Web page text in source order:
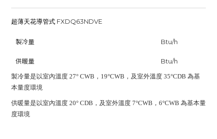
超薄天花導管式 FXDQ63NDVE
製冷量 Btu/h
供暖量 Btu/h
製冷量是以室內溫度 27° CWB，19°CWB，及室外溫度 35°CDB 為基
本量度環境
供暖量是以室內溫度 20° CDB，及室外溫度 7°CWB，6°CWB 為基本量
度環境